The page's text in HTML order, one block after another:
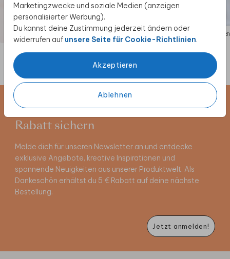
Marketingzwecke und soziale Medien (anzeigen
personalisierter Werbung).
Du kannst deine Zustimmung jederzeit ändern oder
widerrufen auf unsere Seite für Cookie-Richtlinien.
Akzeptieren
Ablehnen
Newsletter abonnieren und 5 €
Rabatt sichern
Melde dich für unseren Newsletter an und entdecke
exklusive Angebote, kreative Inspirationen und
spannende Neuigkeiten aus unserer Produktwelt. Als
Dankeschön erhältst du 5 € Rabatt auf deine nächste
Bestellung.
Jetzt anmelden!